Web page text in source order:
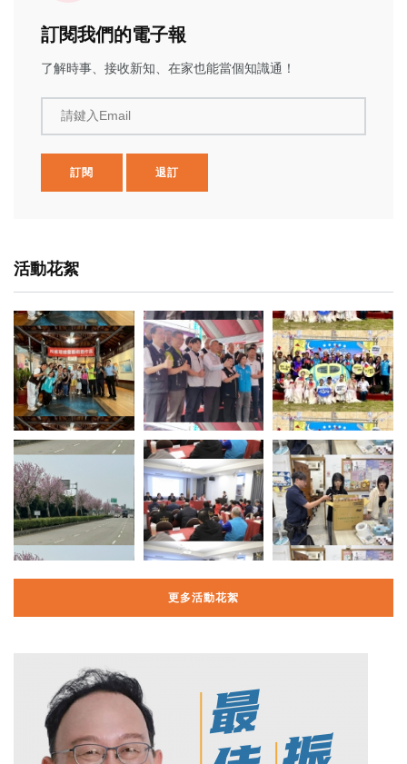
訂閱我們的電子報
了解時事、接收新知、在家也能當個知識通！
請鍵入Email
訂閱 退訂
活動花絮
更多活動花絮